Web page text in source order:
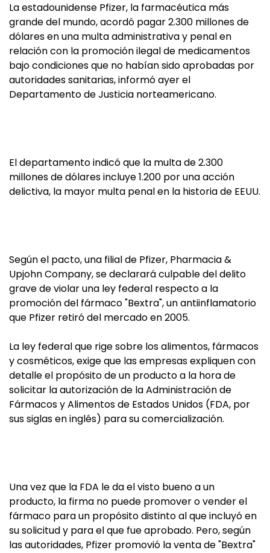
La estadounidense Pfizer, la farmacéutica más
grande del mundo, acordó pagar 2.300 millones de
dólares en una multa administrativa y penal en
relación con la promoción ilegal de medicamentos
bajo condiciones que no habían sido aprobadas por
autoridades sanitarias, informó ayer el
Departamento de Justicia norteamericano.
El departamento indicó que la multa de 2.300
millones de dólares incluye 1.200 por una acción
delictiva, la mayor multa penal en la historia de EEUU.
Según el pacto, una filial de Pfizer, Pharmacia &
Upjohn Company, se declarará culpable del delito
grave de violar una ley federal respecto a la
promoción del fármaco "Bextra", un antiinflamatorio
que Pfizer retiró del mercado en 2005.
La ley federal que rige sobre los alimentos, fármacos
y cosméticos, exige que las empresas expliquen con
detalle el propósito de un producto a la hora de
solicitar la autorización de la Administración de
Fármacos y Alimentos de Estados Unidos (FDA, por
sus siglas en inglés) para su comercialización.
Una vez que la FDA le da el visto bueno a un
producto, la firma no puede promover o vender el
fármaco para un propósito distinto al que incluyó en
su solicitud y para el que fue aprobado. Pero, según
las autoridades, Pfizer promovió la venta de "Bextra"